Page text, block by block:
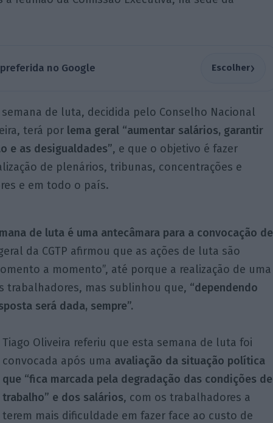
no Google Escolher›
de luta, decidida pelo Conselho Nacional
terá por lema geral “aumentar salários, garantir
e as desigualdades”, e que o objetivo é fazer
de plenários, tribunas, concentrações e
e em todo o país.
de luta é uma antecâmara para a convocação de
da CGTP afirmou que as ações de luta são
a momento”, até porque a realização de uma
trabalhadores, mas sublinhou que, “dependendo
será dada, sempre”.
Tiago Oliveira referiu que esta semana de luta foi
convocada após uma avaliação da situação política
que “fica marcada pela degradação das condições de
trabalho” e dos salários, com os trabalhadores a
terem mais dificuldade em fazer face ao custo de